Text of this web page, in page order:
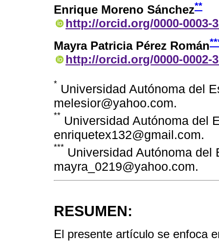
Enrique Moreno Sánchez**
http://orcid.org/0000-0003-
Mayra Patricia Pérez Román
http://orcid.org/0000-0002-
* Universidad Autónoma del
melesior@yahoo.com.
** Universidad Autónoma del
enriquetex132@gmail.com.
*** Universidad Autónoma
mayra_0219@yahoo.com.
RESUMEN:
El presente artículo se enfoca